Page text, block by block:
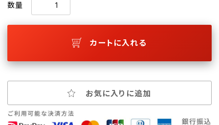
数量
カートに入れる
お気に入りに追加